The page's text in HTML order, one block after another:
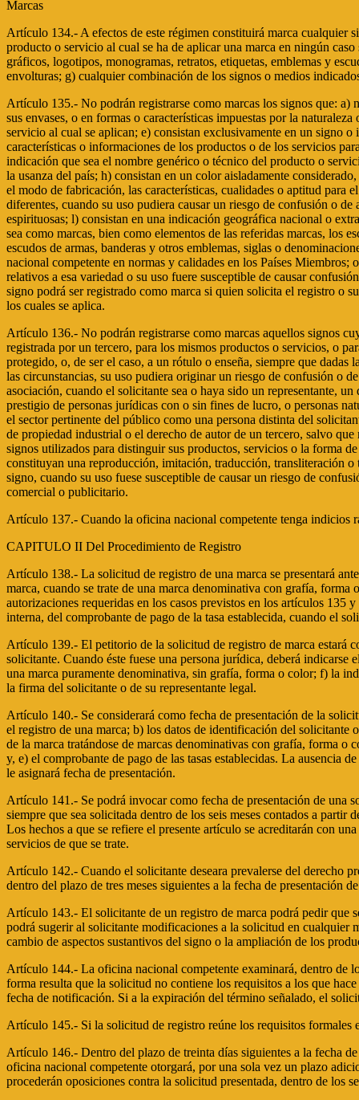
Marcas
Artículo 134.- A efectos de este régimen constituirá marca cualquier
producto o servicio al cual se ha de aplicar una marca en ningún
gráficos, logotipos, monogramas, retratos, etiquetas, emblemas y
envolturas; g) cualquier combinación de los signos o medios
Artículo 135.- No podrán registrarse como marcas los signos que:
sus envases, o en formas o características impuestas por la
servicio al cual se aplican; e) consistan exclusivamente en un signo
características o informaciones de los productos o de los servicios
indicación que sea el nombre genérico o técnico del producto o
la usanza del país; h) consistan en un color aisladamente
el modo de fabricación, las características, cualidades o aptitud para
diferentes, cuando su uso pudiera causar un riesgo de confusión o
espirituosas; l) consistan en una indicación geográfica nacional o
sea como marcas, bien como elementos de las referidas marcas, los
escudos de armas, banderas y otros emblemas, siglas o
nacional competente en normas y calidades en los Países
relativos a esa variedad o su uso fuere susceptible de causar
signo podrá ser registrado como marca si quien solicita el registro o
los cuales se aplica.
Artículo 136.- No podrán registrarse como marcas aquellos signos
registrada por un tercero, para los mismos productos o servicios, o
protegido, o, de ser el caso, a un rótulo o enseña, siempre que
las circunstancias, su uso pudiera originar un riesgo de confusión o
asociación, cuando el solicitante sea o haya sido un representante,
prestigio de personas jurídicas con o sin fines de lucro, o personas
el sector pertinente del público como una persona distinta del
de propiedad industrial o el derecho de autor de un tercero, salvo
signos utilizados para distinguir sus productos, servicios o la forma
constituyan una reproducción, imitación, traducción, transliteración
signo, cuando su uso fuese susceptible de causar un riesgo de
comercial o publicitario.
Artículo 137.- Cuando la oficina nacional competente tenga indicios
CAPITULO II Del Procedimiento de Registro
Artículo 138.- La solicitud de registro de una marca se presentará
marca, cuando se trate de una marca denominativa con grafía,
autorizaciones requeridas en los casos previstos en los artículos
interna, del comprobante de pago de la tasa establecida, cuando el
Artículo 139.- El petitorio de la solicitud de registro de marca estará
solicitante. Cuando éste fuese una persona jurídica, deberá
una marca puramente denominativa, sin grafía, forma o color; f) la
la firma del solicitante o de su representante legal.
Artículo 140.- Se considerará como fecha de presentación de la
el registro de una marca; b) los datos de identificación del solicitante
de la marca tratándose de marcas denominativas con grafía, forma
y, e) el comprobante de pago de las tasas establecidas. La ausencia
le asignará fecha de presentación.
Artículo 141.- Se podrá invocar como fecha de presentación de una
siempre que sea solicitada dentro de los seis meses contados a
Los hechos a que se refiere el presente artículo se acreditarán con
servicios de que se trate.
Artículo 142.- Cuando el solicitante deseara prevalerse del derecho
dentro del plazo de tres meses siguientes a la fecha de presentación
Artículo 143.- El solicitante de un registro de marca podrá pedir
podrá sugerir al solicitante modificaciones a la solicitud en
cambio de aspectos sustantivos del signo o la ampliación de los
Artículo 144.- La oficina nacional competente examinará, dentro de
forma resulta que la solicitud no contiene los requisitos a los que
fecha de notificación. Si a la expiración del término señalado, el
Artículo 145.- Si la solicitud de registro reúne los requisitos
Artículo 146.- Dentro del plazo de treinta días siguientes a la fecha
oficina nacional competente otorgará, por una sola vez un plazo
procederán oposiciones contra la solicitud presentada, dentro de los